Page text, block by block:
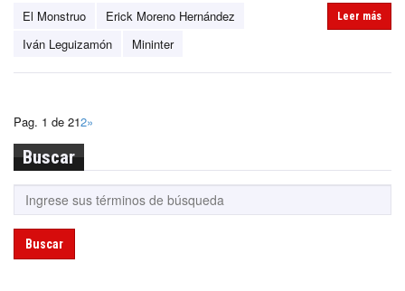
El Monstruo
Erick Moreno Hernández
Iván Leguizamón
Mininter
Leer más
Pag. 1 de 212»
Buscar
Buscar